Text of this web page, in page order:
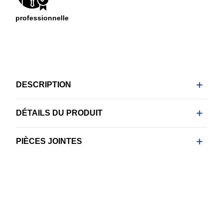
professionnelle
DESCRIPTION
DÉTAILS DU PRODUIT
PIÈCES JOINTES